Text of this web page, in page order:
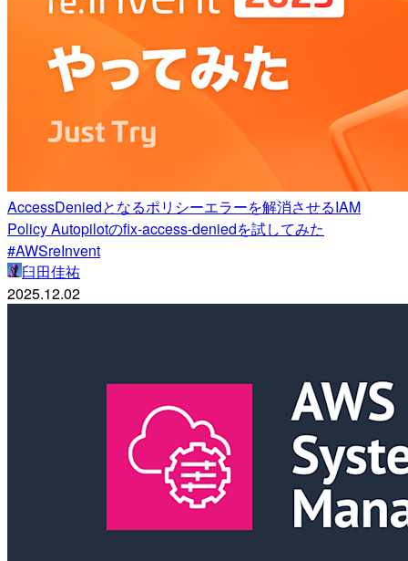
AccessDeniedとなるポリシーエラーを解消させるIAM
Policy Autopilotのfix-access-deniedを試してみた
#AWSreInvent
臼田佳祐
2025.12.02